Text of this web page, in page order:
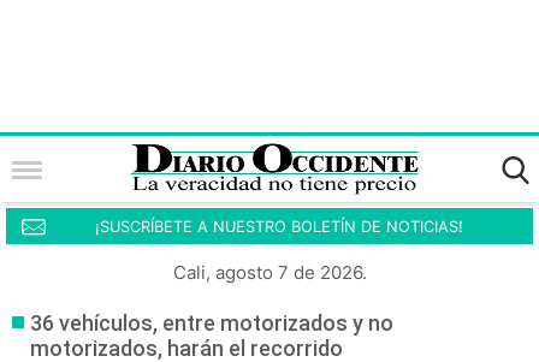
¡SUSCRÍBETE A NUESTRO BOLETÍN DE NOTICIAS!
Cali, agosto 7 de 2026.
36 vehículos, entre motorizados y no
motorizados, harán el recorrido